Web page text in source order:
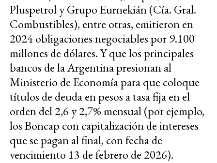
Pluspetrol y Grupo Eurnekián (Cía. Gral.
Combustibles), entre otras, emitieron en
2024 obligaciones negociables por 9.100
millones de dólares. Y que los principales
bancos de la Argentina presionan al
Ministerio de Economía para que coloque
títulos de deuda en pesos a tasa fija en el
orden del 2,6 y 2,7% mensual (por ejemplo,
los Boncap con capitalización de intereses
que se pagan al final, con fecha de
vencimiento 13 de febrero de 2026).